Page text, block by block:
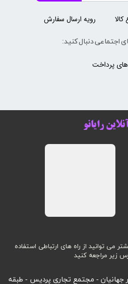
می توانید از راه های ارتباطی استفاده
زیر مراجعه کنید
جهانیان - مجتمع تجاری پردیس - طبقه
رایانو
اجتماعی دنبال کنید:
رویه ارسال سفارش
پرداخت